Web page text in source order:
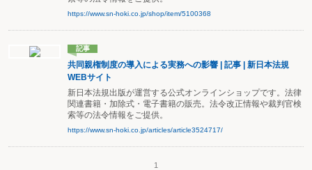
https://www.sn-hoki.co.jp/shop/item/5100368
記事
共同親権制度の導入による実務への影響 | 記事 | 新日本法規
WEBサイト
新日本法規出版が運営する公式オンラインショップです。法律
関連書籍・加除式・電子書籍の販売。法令改正情報や裁判官検
索等の法令情報をご提供。
https://www.sn-hoki.co.jp/articles/article3524717/
1